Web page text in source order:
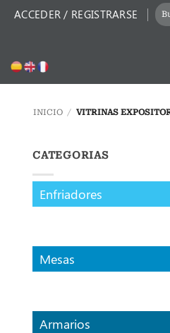
ACCEDER / REGISTRARSE
INICIO / VITRINAS
CATEGORIAS
Enfriadores
Mesas
Armarios